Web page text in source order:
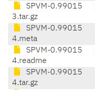
SPVM-0.99015
3.tar.gz
SPVM-0.99015
4.meta
SPVM-0.99015
4.readme
SPVM-0.99015
4.tar.gz